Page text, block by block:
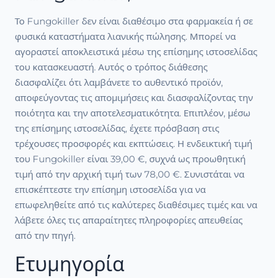
Το Fungokiller δεν είναι διαθέσιμο στα φαρμακεία ή σε
φυσικά καταστήματα λιανικής πώλησης. Μπορεί να
αγοραστεί αποκλειστικά μέσω της επίσημης ιστοσελίδας
του κατασκευαστή. Αυτός ο τρόπος διάθεσης
διασφαλίζει ότι λαμβάνετε το αυθεντικό προϊόν,
αποφεύγοντας τις απομιμήσεις και διασφαλίζοντας την
ποιότητα και την αποτελεσματικότητα. Επιπλέον, μέσω
της επίσημης ιστοσελίδας, έχετε πρόσβαση στις
τρέχουσες προσφορές και εκπτώσεις. Η ενδεικτική τιμή
του Fungokiller είναι 39,00 €, συχνά ως προωθητική
τιμή από την αρχική τιμή των 78,00 €. Συνιστάται να
επισκέπτεστε την επίσημη ιστοσελίδα για να
επωφεληθείτε από τις καλύτερες διαθέσιμες τιμές και να
λάβετε όλες τις απαραίτητες πληροφορίες απευθείας
από την πηγή.
Ετυμηγορία